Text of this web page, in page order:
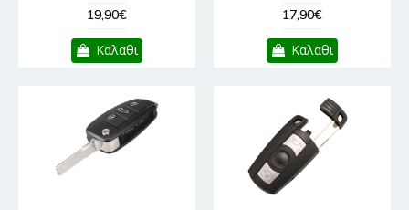
19,90€
Καλαθι
17,90€
Καλαθι